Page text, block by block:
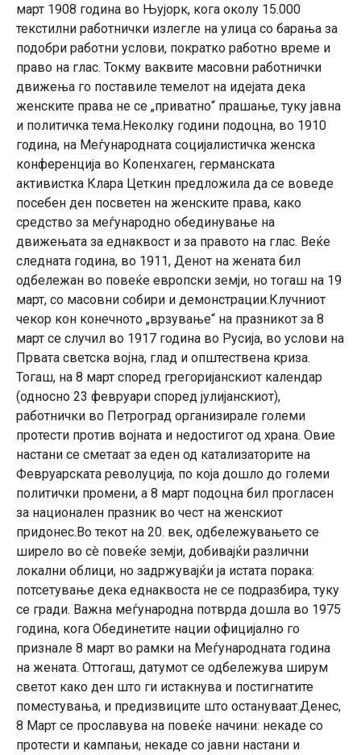
март 1908 година во Њујорк, кога околу 15.000
текстилни работнички излегле на улица со барања за
подобри работни услови, пократко работно време и
право на глас. Токму ваквите масовни работнички
движења го поставиле темелот на идејата дека
женските права не се „приватно“ прашање, туку јавна
и политичка тема.Неколку години подоцна, во 1910
година, на Меѓународната социјалистичка женска
конференција во Копенхаген, германската
активистка Клара Цеткин предложила да се воведе
посебен ден посветен на женските права, како
средство за меѓународно обединување на
движењата за еднаквост и за правото на глас. Веќе
следната година, во 1911, Денот на жената бил
одбележан во повеќе европски земји, но тогаш на 19
март, со масовни собири и демонстрации.Клучниот
чекор кон конечното „врзување“ на празникот за 8
март се случил во 1917 година во Русија, во услови на
Првата светска војна, глад и општествена криза.
Тогаш, на 8 март според грегоријанскиот календар
(односно 23 февруари според јулијанскиот),
работнички во Петроград организирале големи
протести против војната и недостигот од храна. Овие
настани се сметаат за еден од катализаторите на
Февруарската револуција, по која дошло до големи
политички промени, а 8 март подоцна бил прогласен
за национален празник во чест на женскиот
придонес.Во текот на 20. век, одбележувањето се
ширело во сè повеќе земји, добивајќи различни
локални облици, но задржувајќи ја истата порака:
потсетување дека еднаквоста не се подразбира, туку
се гради. Важна меѓународна потврда дошла во 1975
година, кога Обединетите нации официјално го
признале 8 март во рамки на Меѓународната година
на жената. Оттогаш, датумот се одбележува ширум
светот како ден што ги истакнува и постигнатите
поместувања, и предизвиците што остануваат.Денес,
8 Март се прославува на повеќе начини: некаде со
протести и кампањи, некаде со јавни настани и